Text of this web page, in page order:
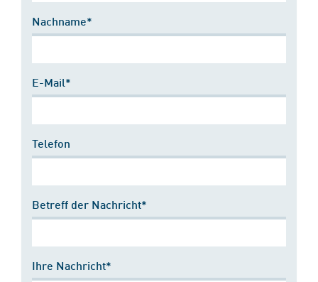
Nachname*
E-Mail*
Telefon
Betreff der Nachricht*
Ihre Nachricht*